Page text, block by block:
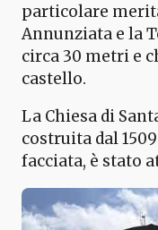
particolare
Annunziata e la
circa 30 metri e
castello.
La Chiesa di
costruita dal
facciata, è stato